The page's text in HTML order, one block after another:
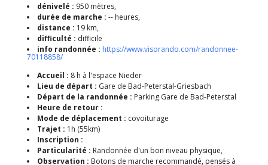
dénivelé : 950 mètres,
durée de marche : -- heures,
distance : 19 km,
difficulté : difficile
info randonnée : https://www.visorando.com/randonnee-
70118858/
Accueil : 8 h à l'espace Nieder
Lieu de départ : Gare de Bad-Peterstal-Griesbach
Départ de la randonnée : Parking Gare de Bad-Peterstal
Heure de retour :
Mode de déplacement : covoiturage
Trajet : 1h (55km)
Inscription :
Particularité : Randonnée d'un bon niveau physique,
Observation : Botons de marche recommandé, pensés à